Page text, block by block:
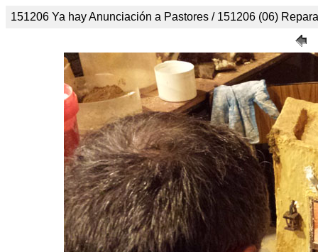
151206 Ya hay Anunciación a Pastores / 151206 (06)